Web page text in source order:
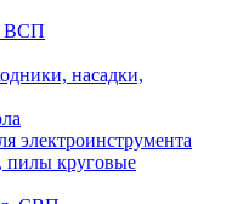
ВСП
насадки,
электроинструмента
пилы круговые